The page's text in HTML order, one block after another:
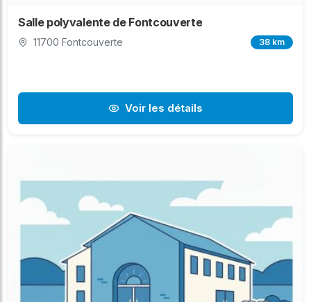
Salle polyvalente de Fontcouverte
11700 Fontcouverte 38 km
Voir les détails